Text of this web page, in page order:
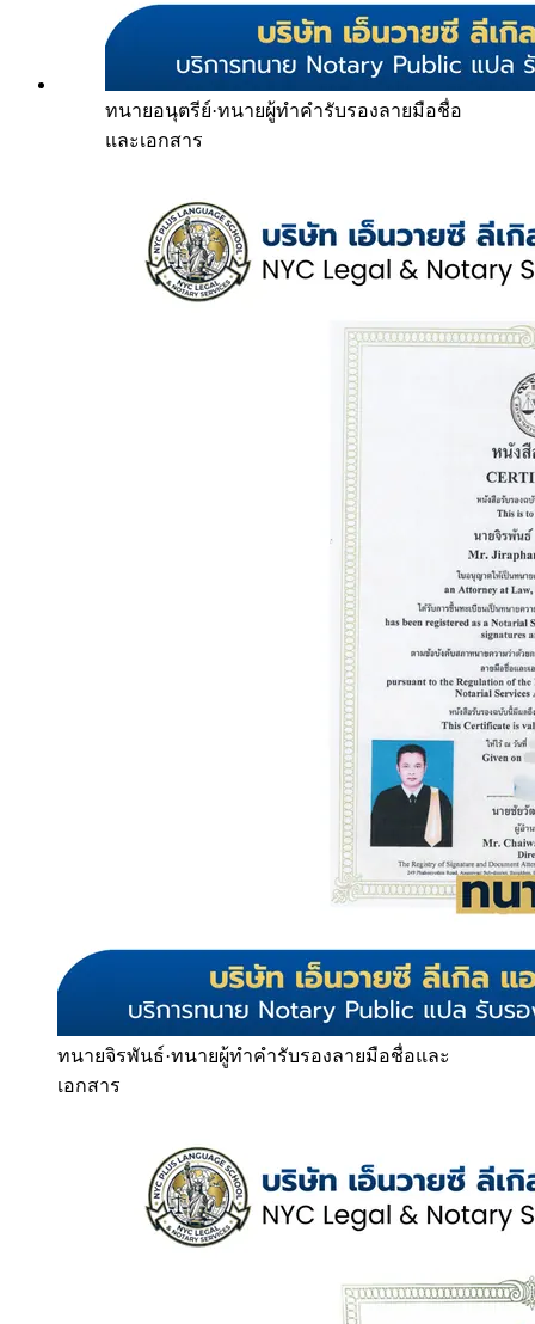
ทนายอนุตรีย์·ทนายผู้ทำคำรับรองลายมือชื่อ
และเอกสาร
ทนายจิรพันธ์·ทนายผู้ทำคำรับรองลายมือชื่อและ
เอกสาร